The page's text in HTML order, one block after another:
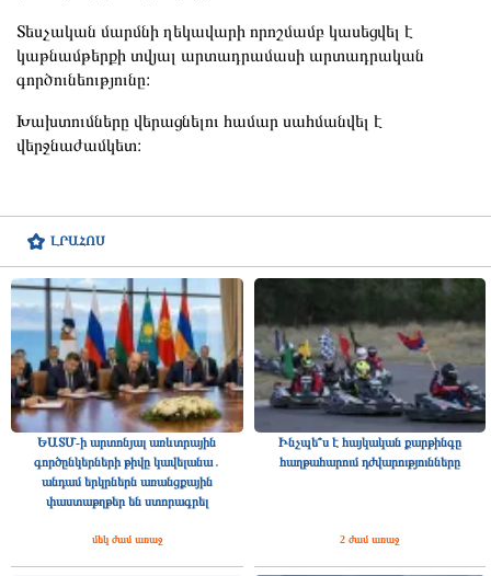
ԼՐԱՀՈՍ
ԵԱՏՄ-ի արտոնյալ առևտրային
գործընկերների թիվը կավելանա․
անդամ երկրներն առանցքային
փաստաթղթեր են ստորագրել
մեկ ժամ առաջ
Ինչպե՞ս է հայկական քարթինգը
հաղթահարում դժվարությունները
2 ժամ առաջ
Տեսչական մարմնի ղեկավարի որոշմամբ կասեցվել է
կաթնամթերքի տվյալ արտադրամասի արտադրական
գործունեությունը։
Խախտումները վերացնելու համար սահմանվել է
վերջնաժամկետ։